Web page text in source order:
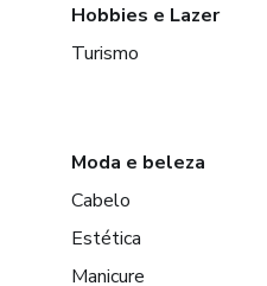
Hobbies e Lazer
Turismo
Moda e beleza
Cabelo
Estética
Manicure